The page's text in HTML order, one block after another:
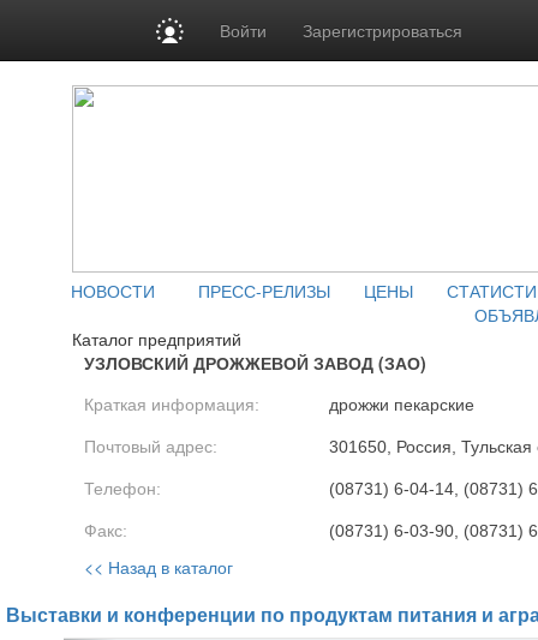
Войти Зарегистрироваться
НОВОСТИ ПРЕСС-РЕЛИЗЫ ЦЕНЫ
Каталог предприятий
УЗЛОВСКИЙ ДРОЖЖЕВОЙ ЗАВОД (ЗАО)
Краткая информация: дрожжи пекарские
Почтовый адрес: 301650, Россия,
Телефон: (08731) 6-04-14, (08731)
Факс: (08731) 6-03-90, (08731)
<< Назад в каталог
Выставки и конференции по продуктам питания и